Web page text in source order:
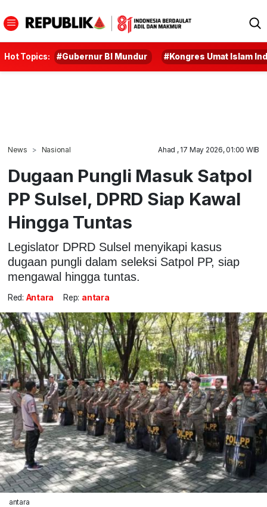
Hot Topics: #Gubernur BI Mundur #Kongres Umat Islam
News Nasional Ahad , 17 May 2026, 01:00 WIB
Dugaan Pungli Masuk Satpol
PP Sulsel, DPRD Siap Kawal
Hingga Tuntas
Legislator DPRD Sulsel menyikapi kasus
dugaan pungli dalam seleksi Satpol PP, siap
mengawal hingga tuntas.
Red: Antara Rep: antara
antara